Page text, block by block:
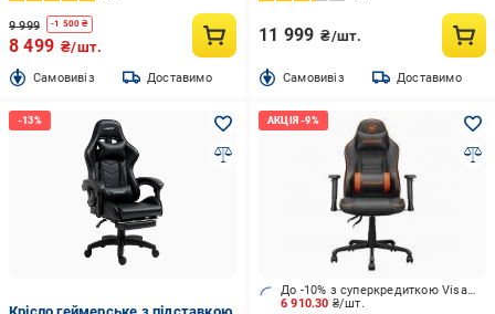
9 999 -1 500 ₴
8 499 ₴/шт.
Cамовивіз Доставимо
11 999 ₴/шт.
Cамовивіз Доставимо
6 910.30 ₴/шт.
До -10% з суперкредиткою Visa Вигода